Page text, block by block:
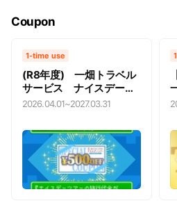
Coupon
1-time use
(R8年度) 一畑トラベル
サービス ナイスデーツ
アーで使える500円OFF
2026.04.01~2027.03.31